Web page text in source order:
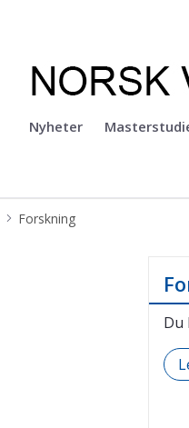
Nyheter
Forskning
Du